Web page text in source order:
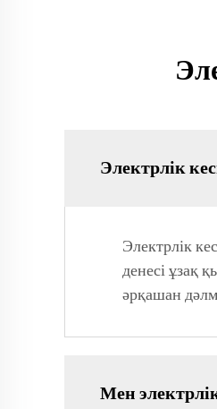
Электрлік
Электрлік
денесі ұзақ
әрқашан
Мен